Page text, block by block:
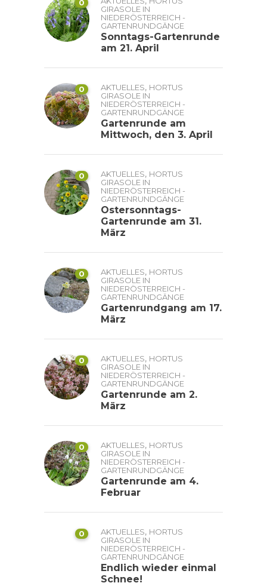
0
GIRASOLE IN
NIEDERÖSTERREICH -
GARTENRUNDGÄNGE
Sonntags-Gartenrunde
am 21. April
0 AKTUELLES, HORTUS
GIRASOLE IN
NIEDERÖSTERREICH -
GARTENRUNDGÄNGE
Gartenrunde am
Mittwoch, den 3. April
0 AKTUELLES, HORTUS
GIRASOLE IN
NIEDERÖSTERREICH -
GARTENRUNDGÄNGE
Ostersonntags-
Gartenrunde am 31.
März
0 AKTUELLES, HORTUS
GIRASOLE IN
NIEDERÖSTERREICH -
GARTENRUNDGÄNGE
Gartenrundgang am 17.
März
0 AKTUELLES, HORTUS
GIRASOLE IN
NIEDERÖSTERREICH -
GARTENRUNDGÄNGE
Gartenrunde am 2.
März
0 AKTUELLES, HORTUS
GIRASOLE IN
NIEDERÖSTERREICH -
GARTENRUNDGÄNGE
Gartenrunde am 4.
Februar
0 AKTUELLES, HORTUS
GIRASOLE IN
NIEDERÖSTERREICH -
GARTENRUNDGÄNGE
Endlich wieder einmal
Schnee!